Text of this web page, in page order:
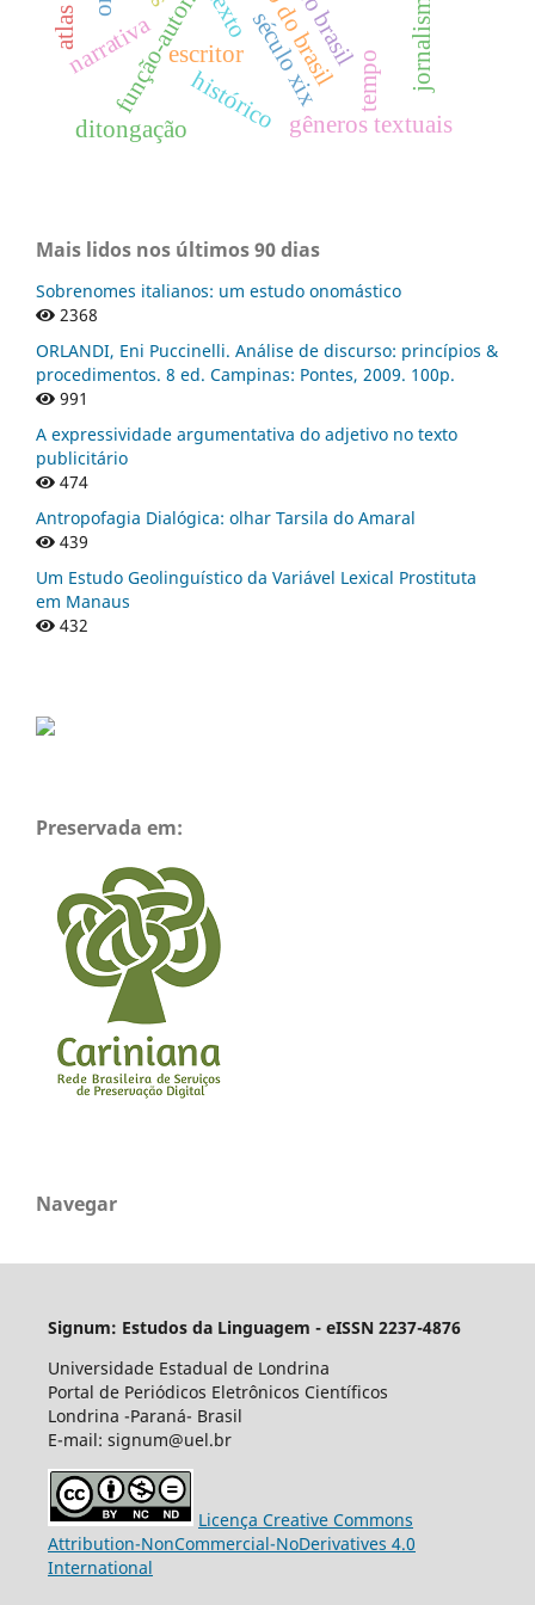
escritor
função-autor. jornalismo.
texto
histórico tempo
narrativa
gêneros textuais
ditongação
século xix
Mais lidos nos últimos 90 dias
Sobrenomes italianos: um estudo onomástico
2368
ORLANDI, Eni Puccinelli. Análise de discurso: princípios &
procedimentos. 8 ed. Campinas: Pontes, 2009. 100p.
991
A expressividade argumentativa do adjetivo no texto
publicitário
474
Antropofagia Dialógica: olhar Tarsila do Amaral
439
Um Estudo Geolinguístico da Variável Lexical Prostituta
em Manaus
432
Preservada em:
Navegar
Signum: Estudos da Linguagem - eISSN 2237-4876
Universidade Estadual de Londrina
Portal de Periódicos Eletrônicos Científicos
Londrina -Paraná- Brasil
E-mail: signum@uel.br
Licença Creative Commons
Attribution-NonCommercial-NoDerivatives 4.0
International